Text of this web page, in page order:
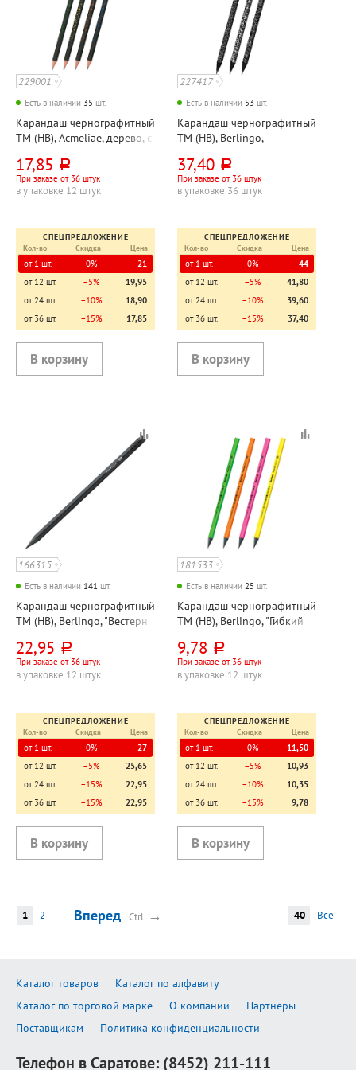
229001
Есть в наличии 35 шт.
Карандаш чернографитный
ТМ (HB), Acmeliae, дерево, с
корпус черный,
трехгранный
17,85 руб.
При заказе от 36 штук
в упаковке 12 штук
СПЕЦПРЕДЛОЖЕНИЕ
Кол-во
Скидка Цена
от 1 шт. 0%
21
от 12 шт.
−5%
19,95
от 24 шт.
−10%
18,90
от 36 шт.
−15% 17,85
227417
Есть в наличии 53 шт.
Карандаш чернографитный
ТМ (HB), Berlingo,
дерево, без ластика, корпус
ассорти, круглый
37,40 руб.
При заказе от 36 штук
в упаковке 36 штук
СПЕЦПРЕДЛОЖЕНИЕ
Кол-во
Скидка Цена
от 1 шт. 0%
44
от 12 шт.
−5%
41,80
от 24 шт.
−10%
39,60
от 36 шт.
−15% 37,40
166315
Есть в наличии 141 шт.
Карандаш чернографитный
ТМ (HB), Berlingo, "Вестерн
ластиком, круглый
22,95 руб.
При заказе от 36 штук
в упаковке 12 штук
СПЕЦПРЕДЛОЖЕНИЕ
Кол-во
Скидка Цена
от 1 шт. 0%
27
от 12 шт.
−5%
25,65
от 24 шт.
−15%
22,95
от 36 шт.
−15% 22,95
181533
Есть в наличии 25 шт.
Карандаш чернографитный
ТМ (HB), Berlingo, "Гибкий
пластик, без ластика,
корпус ассорти,
трехгранный
9,78 руб.
При заказе от 36 штук
в упаковке 12 штук
СПЕЦПРЕДЛОЖЕНИЕ
Кол-во
Скидка Цена
от 1 шт. 0%
11,50
от 12 шт.
−5%
10,93
от 24 шт.
−10%
10,35
от 36 шт.
−15% 9,78
Вперед Ctrl →
1 2 40 Все
Каталог товаров
Каталог по алфавиту
Каталог по торговой марке
О компании
Партнеры
Поставщикам
Политика конфиденциальности
Телефон в Саратове: (8452) 211-111